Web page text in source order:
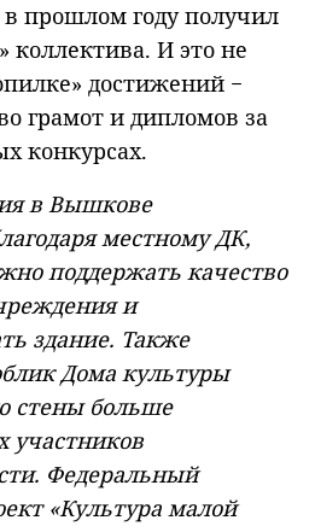
прошлом году получил
коллектива. И это не
достижений −
грамот и дипломов за
конкурсах.
в Вышкове
местному ДК,
поддержать качество
и
здание. Также
Дома культуры
стены больше
участников
Федеральный
«Культура малой